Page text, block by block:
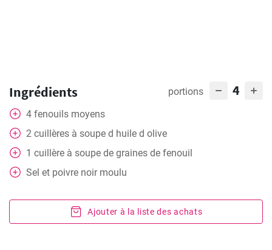
Ingrédients portions 4
4 fenouils moyens
2 cuillères à soupe d huile d olive
1 cuillère à soupe de graines de fenouil
Sel et poivre noir moulu
Ajouter à la liste des achats